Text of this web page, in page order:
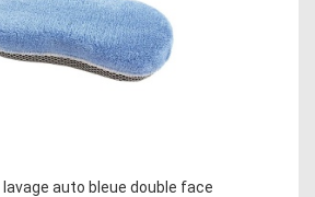
lavage auto bleue double face